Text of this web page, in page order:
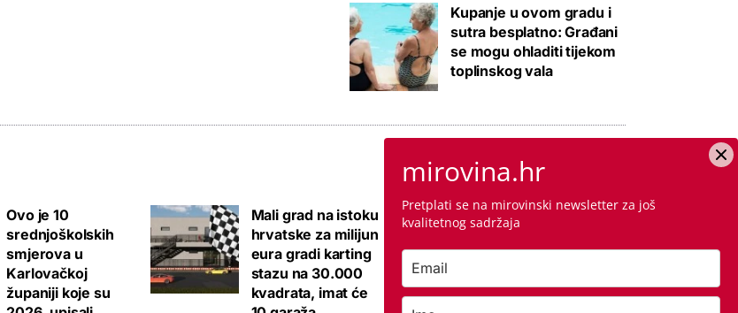
Kupanje u ovom gradu i
sutra besplatno: Građani
se mogu ohladiti tijekom
toplinskog vala
Ovo je 10
srednjoškolskih
smjerova u
Karlovačkoj
županiji koje su
Mali grad na istoku
hrvatske za milijun
eura gradi karting
stazu na 30.000
kvadrata, imat će
Galerija: Sanacija
olimpijskog bazena
iz 1972., samo
zaštita 300 tisuća
mirovina.hr
Pretplati se na mirovinski newsletter za još
kvalitetnog sadržaja